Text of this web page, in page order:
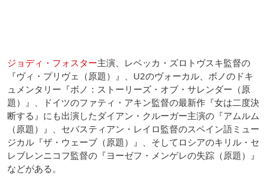
ジョディ・フォスター主演、レベッカ・ズロトヴスキ監督の
『ヴィ・プリヴェ（原題）』、U2のヴォーカル、ボノのドキ
ュメンタリー『ボノ：ストーリーズ・オブ・サレンダー（原
題）』、ドイツのファティ・アキン監督の最新作『女は二度決
断する』にも出演したダイアン・クルーガー主演の『アムルム
（原題）』、セバスティアン・レイロ監督のスペイン語ミュー
ジカル『ザ・ウェーブ（原題）』、そしてロシアのキリル・セ
レブレンニコフ監督の『ヨーゼフ・メンゲレの失踪（原題）』
などがある。